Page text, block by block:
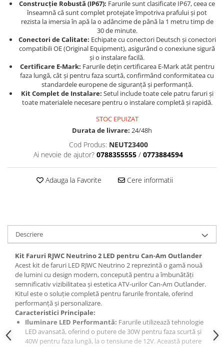
Oala ambreiaj
PATINA GHIDAJ
Piulita ambreiaj & diferential
Schimbatoare Viteza
Slider fulie
Tamburi Ambreiaj
Sistem Electric & Electronică
Bloc lumini
Blocuri Comenzi
Bobina inductie
CDI
Contacte
ELECTROMOTOR
Relee
Rotor
Senzori
Sigurante
Statoare
Termostate
Copii
Casti
Protectii
OCHELARI
ATV - QUAD
Copii
Armura Moto
Protectii D3O
Slidere
Strada
Touring
Vesta
ACCESORII SNOWMOBIL
INTRETINERE MOTO & ATV
Construcție Robustă (IP67): Farurile sunt clasificate IP67, ceea ce
înseamnă că sunt complet protejate împotriva prafului și pot
rezista la imersia în apă la o adâncime de până la 1 metru timp de
30 de minute.
Conectori de Calitate: Echipate cu conectori Deutsch și conectori
compatibili OE (Original Equipment), asigurând o conexiune sigură
și o instalare facilă.
Certificare E-Mark: Farurile dețin certificarea E-Mark atât pentru
faza lungă, cât și pentru faza scurtă, confirmând conformitatea cu
standardele europene de siguranță și performanță.
Kit Complet de Instalare: Setul include toate cele patru faruri și
toate materialele necesare pentru o instalare completă și rapidă.
STOC EPUIZAT
Durata de livrare: 24/48h
Cod Produs: NEUT23400
Ai nevoie de ajutor? 0788355555 / 0773884594
Adauga la Favorite Cere informatii
Descriere
Kit Faruri RJWC Neutrino 2 LED pentru Can-Am Outlander
Acest kit de faruri LED RJWC Neutrino 2 reprezintă o gamă nouă
de lumini cu design modern, concepută pentru a îmbunătăți
semnificativ vizibilitatea și estetica ATV-urilor Can-Am Outlander.
Kitul este o soluție completă pentru farurile frontale, oferind
performanță și personalizare.
Caracteristici Principale:
Iluminare LED Performantă: Farurile utilizează tehnologie
LED avansată, oferind o putere de 30W pentru faza scurtă și
40W pentru faza lungă, la o tensiune de 12V. Această putere